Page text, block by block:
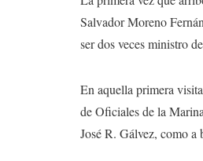
Salvador Moreno
ser dos veces ministro
En aquella primera
de Oficiales de la
José R. Gálvez, como